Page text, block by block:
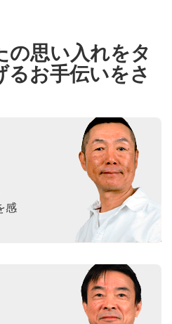
の思い入れをタ
るお手伝いをさ
感